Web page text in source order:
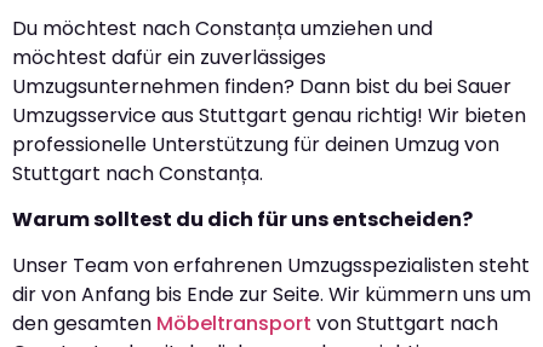
Du möchtest nach Constanța umziehen und
möchtest dafür ein zuverlässiges
Umzugsunternehmen finden? Dann bist du bei Sauer
Umzugsservice aus Stuttgart genau richtig! Wir bieten
professionelle Unterstützung für deinen Umzug von
Stuttgart nach Constanța.
Warum solltest du dich für uns entscheiden?
Unser Team von erfahrenen Umzugsspezialisten steht
dir von Anfang bis Ende zur Seite. Wir kümmern uns um
den gesamten Möbeltransport von Stuttgart nach